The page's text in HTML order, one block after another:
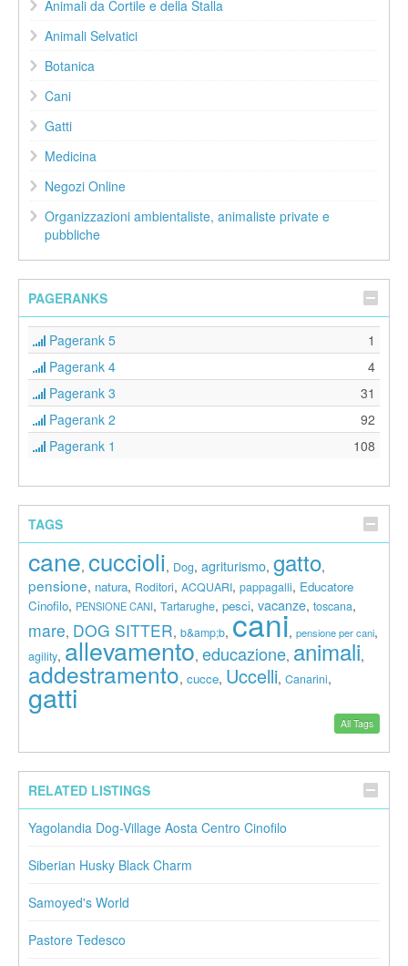
Animali da Cortile e della Stalla
Animali Selvatici
Botanica
Cani
Gatti
Medicina
Negozi Online
Organizzazioni ambientaliste, animaliste private e
pubbliche
PAGERANKS
Pagerank 5
1
Pagerank 4
4
Pagerank 3
31
Pagerank 2
92
Pagerank 1
108
TAGS
cane, cuccioli, Dog, agriturismo, gatto,
pensione, natura, Roditori, ACQUARI, pappagalli, Educatore
Cinofilo, PENSIONE CANI, Tartarughe, pesci, vacanze, toscana,
mare, DOG SITTER, b&amp;b, cani, pensione per cani,
agility, allevamento, educazione, animali,
addestramento, cucce, Uccelli, Canarini,
gatti
All Tags
RELATED LISTINGS
Yagolandia Dog-Village Aosta Centro Cinofilo
Siberian Husky Black Charm
Samoyed's World
Pastore Tedesco